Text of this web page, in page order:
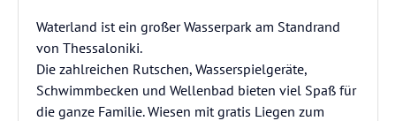
Waterland ist ein großer Wasserpark am Standrand
von Thessaloniki.
Die zahlreichen Rutschen, Wasserspielgeräte,
Schwimmbecken und Wellenbad bieten viel Spaß für
die ganze Familie. Wiesen mit gratis Liegen zum